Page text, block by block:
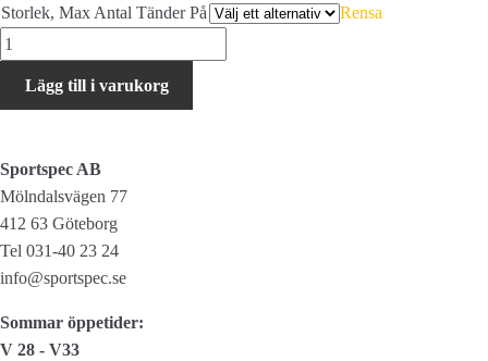
Storlek, Max Antal Tänder På
Rensa
SKS
Chainblade
Lägg till i varukorg
Sportspec AB
Mölndalsvägen 77
412 63 Göteborg
Tel 031-40 23 24
info@sportspec.se
Sommar öppetider:
V 28 - V33